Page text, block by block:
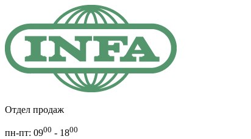
Отдел продаж
пн-пт: 0900 - 1800